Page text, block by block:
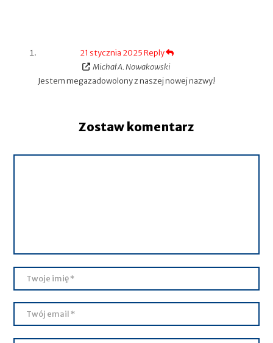
21 stycznia 2025Reply
Michał A. Nowakowski
Jestem megazadowolony z naszej nowej nazwy!
Zostaw komentarz